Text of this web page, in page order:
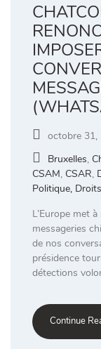
octobre 31,
Bruxelles,
CSAM, CSAR,
Politique, Droits
L’Europe met
messageries
de nos
présidence
détections
Continue